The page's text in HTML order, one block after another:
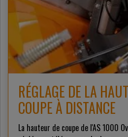
RÉGLAGE DE LA
COUPE À DISTANCE
La hauteur de coupe de l'AS 1000